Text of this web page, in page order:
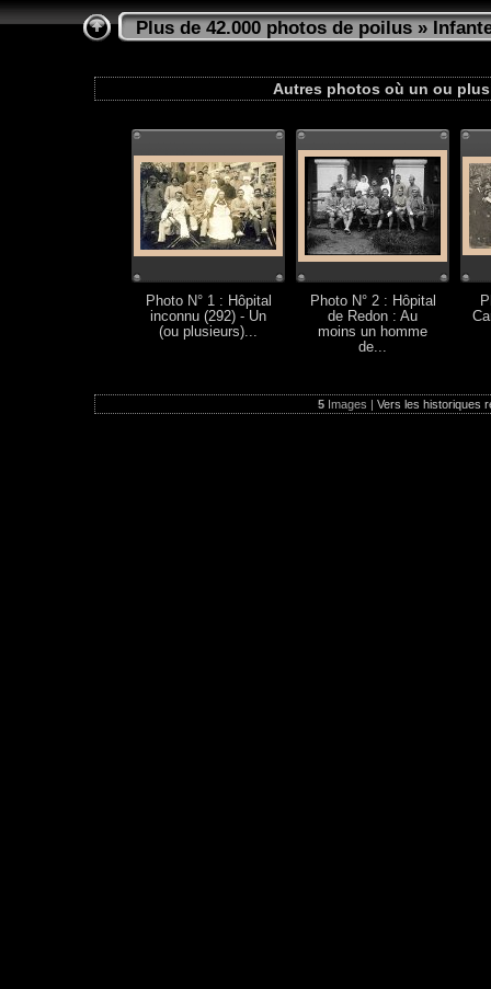
Plus de 42.000 photos de poilus»
Autres photos où un ou
Photo N° 1 : Hôpital
inconnu (292) - Un
(ou plusieurs)...
Photo N° 2 : Hôpital
de Redon : Au
moins un homme
de...
5Images | Vers les historiques